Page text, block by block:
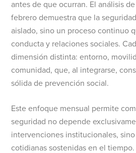
antes de que ocurran. El análisis
febrero demuestra que la
aislado, sino un proceso continuo
conducta y relaciones sociales.
dimensión distinta: entorno,
comunidad, que, al integrarse,
sólida de prevención social.
Este enfoque mensual permite
seguridad no depende
intervenciones institucionales,
cotidianas sostenidas en el